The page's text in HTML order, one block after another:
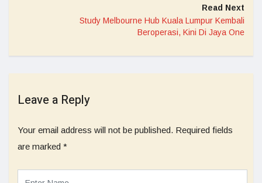
Read Next
Study Melbourne Hub Kuala Lumpur Kembali
Beroperasi, Kini Di Jaya One
Leave a Reply
Your email address will not be published. Required fields
are marked *